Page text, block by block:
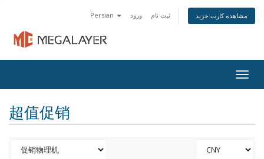
Persian ورود ثبت نام مشاهده کارت خرید
超值促销